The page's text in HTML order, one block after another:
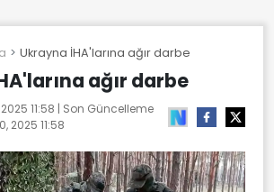
Ukrayna İHA'larına ağır darbe
ağır darbe
11:58 | Son Güncelleme
2025 11:58